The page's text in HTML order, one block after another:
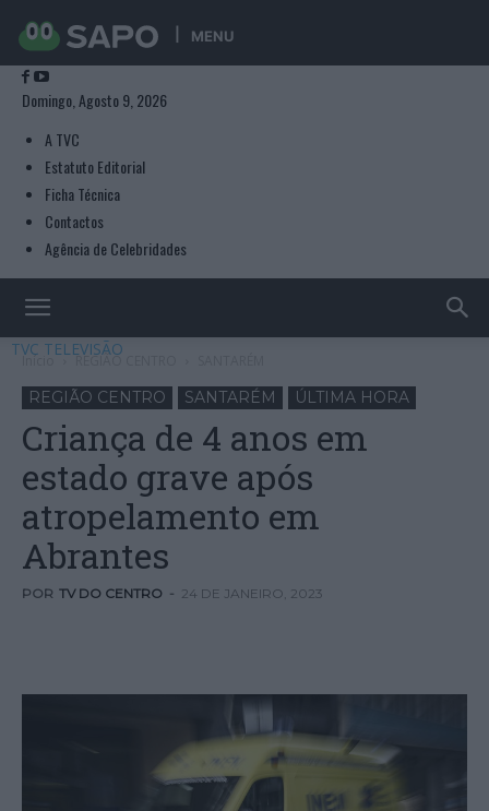
MENU
Domingo, Agosto 9, 2026
A TVC
Estatuto Editorial
Ficha Técnica
Contactos
Agência de Celebridades
TVC TELEVISÃO
Início REGIÃO CENTRO
REGIÃO CENTRO SANTARÉM ÚLTIMA HORA
Criança de 4 anos em
estado grave após
atropelamento em
Abrantes
POR TV DO CENTRO - 24 DE JANEIRO, 2023